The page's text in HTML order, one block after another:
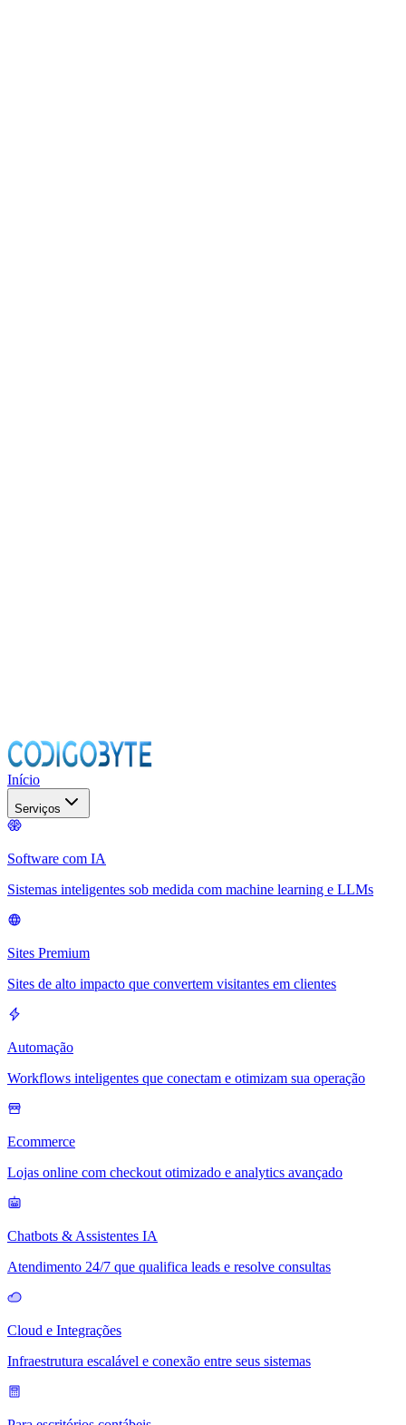
Início
Serviços
Software com IA
Sistemas inteligentes sob medida com machine learning e LLMs
Sites Premium
Sites de alto impacto que convertem visitantes em clientes
Automação
Workflows inteligentes que conectam e otimizam sua operação
Ecommerce
Lojas online com checkout otimizado e analytics avançado
Chatbots & Assistentes IA
Atendimento 24/7 que qualifica leads e resolve consultas
Cloud e Integrações
Infraestrutura escalável e conexão entre seus sistemas